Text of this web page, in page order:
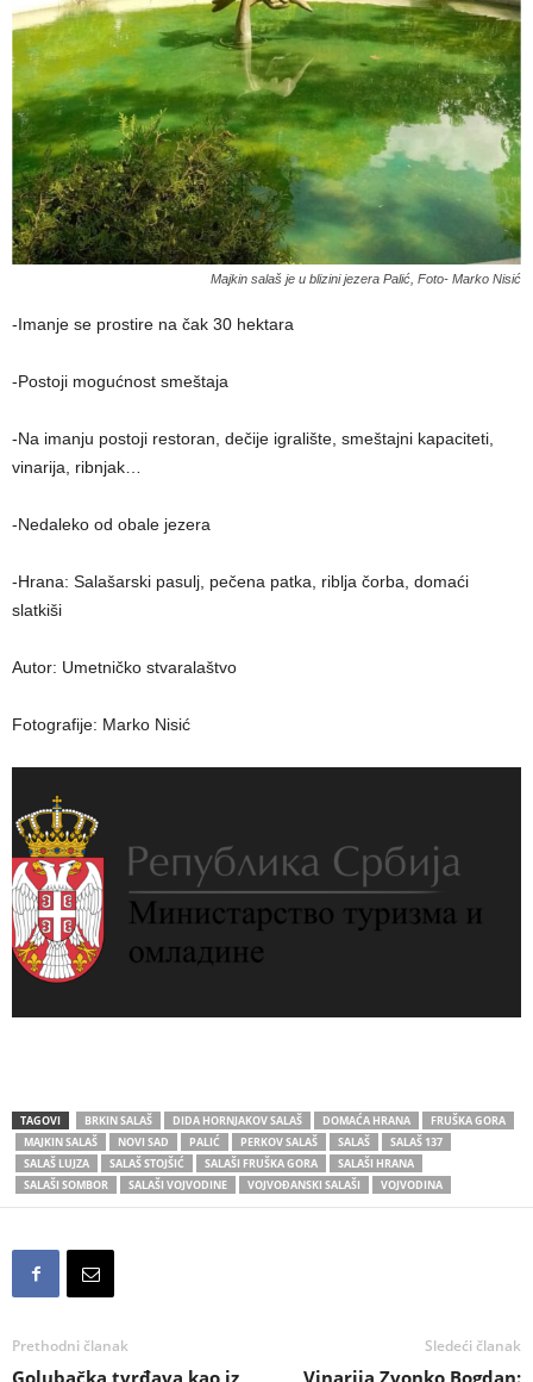
Majkin salaš je u blizini jezera Palić, Foto- Marko Nisić
-Imanje se prostire na čak 30 hektara
-Postoji mogućnost smeštaja
-Na imanju postoji restoran, dečije igralište, smeštajni kapaciteti,
vinarija, ribnjak…
-Nedaleko od obale jezera
-Hrana: Salašarski pasulj, pečena patka, riblja čorba, domaći
slatkiši
Autor: Umetničko stvaralaštvo
Fotografije: Marko Nisić
TAGOVI BRKIN SALAŠ DIDA HORNJAKOV SALAŠ DOMAĆA HRANA
FRUŠKA GORA
MAJKIN SALAŠ
NOVI SAD PALIĆ PERKOV SALAŠ SALAŠ
SALAŠ 137
SALAŠ LUJZA
SALAŠ STOJŠIĆ SALAŠI FRUŠKA GORA
SALAŠI HRANA
SALAŠI SOMBOR
SALAŠI VOJVODINE VOJVOĐANSKI SALAŠI VOJVODINA
Prethodni članak
Golubačka tvrđava kao iz
Sledeći članak
Vinarija Zvonko Bogdan: